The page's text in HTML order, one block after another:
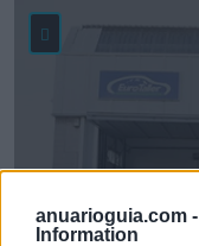
anuarioguia.com -
Information